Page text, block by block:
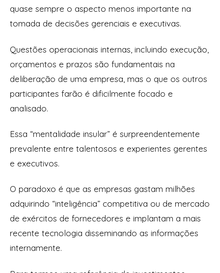
quase sempre o aspecto menos importante na
tomada de decisões gerenciais e executivas.
Questões operacionais internas, incluindo execução,
orçamentos e prazos são fundamentais na
deliberação de uma empresa, mas o que os outros
participantes farão é dificilmente focado e
analisado.
Essa “mentalidade insular” é surpreendentemente
prevalente entre talentosos e experientes gerentes
e executivos.
O paradoxo é que as empresas gastam milhões
adquirindo “inteligência” competitiva ou de mercado
de exércitos de fornecedores e implantam a mais
recente tecnologia disseminando as informações
internamente.